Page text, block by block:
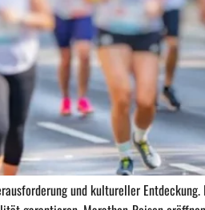
und kultureller